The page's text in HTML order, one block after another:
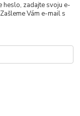
heslo, zadajte svoju e-
Vám e-mail s